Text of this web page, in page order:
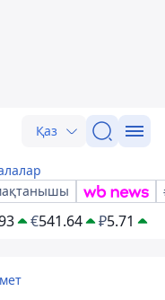
Қаз
€541.64 ₽5.71